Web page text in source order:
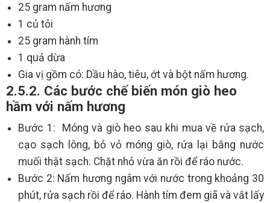
25 gram nấm hương
1 củ tỏi
25 gram hành tím
1 quả dừa
Gia vị gồm có: Dầu hào, tiêu, ớt và bột nấm hương.
2.5.2. Các bước chế biến món giò heo
hầm với nấm hương
Bước 1: Móng và giò heo sau khi mua về rửa sạch,
cạo sạch lông, bỏ vỏ móng giò, rửa lại bằng nước
muối thật sạch. Chặt nhỏ vừa ăn rồi để ráo nước.
Bước 2: Nấm hương ngâm với nước trong khoảng 30
phút, rửa sạch rồi để ráo. Hành tím đem giã và vắt lấy